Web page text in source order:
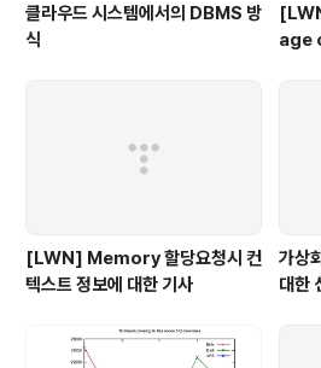
클라우드 시스템에서의 DBMS 방
식
age
[LWN] Memory 할당요청시 컨
텍스트 정보에 대한 기사
가상
대한